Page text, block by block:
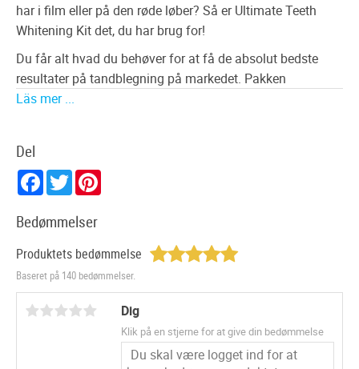
har i film eller på den røde løber? Så er Ultimate Teeth
Whitening Kit det, du har brug for!
Du får alt hvad du behøver for at få de absolut bedste
resultater på tandblegning på markedet. Pakken
indeholder flere af vores populære
Alt dette er inkluderet i Ultimate:
•1. tandblegningspenn
• 1. blå lys plasma lys
• 1 tandblegning tandpasta
•1 tandkort
Sådan bruges:
I 14 dage bruger du først tandblegningspennen sammen
med Blue Light Plasma Light for at få et rigtig godt
Läs mer ...
Del
Facebook
Twitter
Bedømmelser
Produktets bedømmelse
Baseret på 140 bedømmelser.
Dig
Klik på en stjerne for at give din bedømmelse